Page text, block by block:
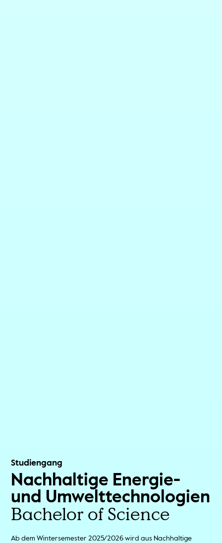
Studiengang
Nachhaltige Energie-
und Umwelttechnologien
Bachelor of Science
Ab dem Wintersemester 2025/2026 wird aus Nachhaltige